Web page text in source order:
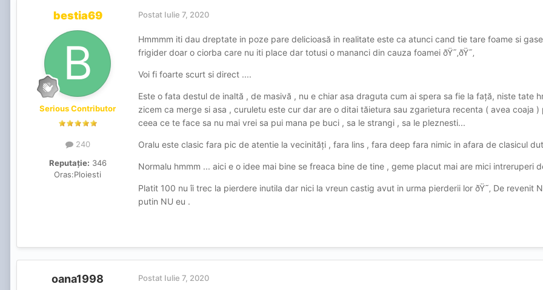
bestia69
Serious Contributor
240
Reputație: 346
Oras:Ploiesti
Postat Iulie 7, 2020
Hmmmm iti dau dreptate in poze pare delicioasă in realitate este ca atunci cand tie tare foame si
frigider doar o ciorba care nu iti place dar totusi o mananci din cauza foamei ðŸ˜‚ðŸ˜‚
Voi fi foarte scurt si direct ....
Este o fata destul de inaltă , de masivă , nu e chiar asa draguta cum ai spera sa fie la față, niste tate
zicem ca merge si asa , curuletu este cur dar are o ditai tăietura sau zgarietura recenta ( avea coaja )
ceea ce te face sa nu mai vrei sa pui mana pe buci , sa le strangi , sa le pleznesti...
Oralu este clasic fara pic de atentie la vecinități , fara lins , fara deep fara nimic in afara de clasicul
Normalu hmmm ... aici e o idee mai bine se freaca bine de tine , geme placut mai are mici intreruperi
Platit 100 nu îi trec la pierdere inutila dar nici la vreun castig avut in urma pierderii lor ðŸ˜‚ De revenit
putin NU eu .
oana1998 Postat Iulie 7, 2020